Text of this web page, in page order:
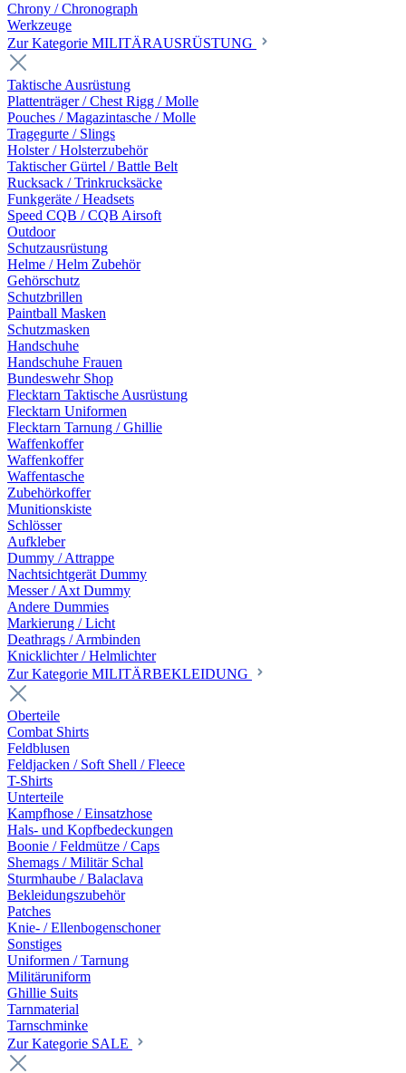
Chrony / Chronograph
Werkzeuge
Zur Kategorie MILITÄRAUSRÜSTUNG
Taktische Ausrüstung
Plattenträger / Chest Rigg / Molle
Pouches / Magazintasche / Molle
Tragegurte / Slings
Holster / Holsterzubehör
Taktischer Gürtel / Battle Belt
Rucksack / Trinkrucksäcke
Funkgeräte / Headsets
Speed CQB / CQB Airsoft
Outdoor
Schutzausrüstung
Helme / Helm Zubehör
Gehörschutz
Schutzbrillen
Paintball Masken
Schutzmasken
Handschuhe
Handschuhe Frauen
Bundeswehr Shop
Flecktarn Taktische Ausrüstung
Flecktarn Uniformen
Flecktarn Tarnung / Ghillie
Waffenkoffer
Waffenkoffer
Waffentasche
Zubehörkoffer
Munitionskiste
Schlösser
Aufkleber
Dummy / Attrappe
Nachtsichtgerät Dummy
Messer / Axt Dummy
Andere Dummies
Markierung / Licht
Deathrags / Armbinden
Knicklichter / Helmlichter
Zur Kategorie MILITÄRBEKLEIDUNG
Oberteile
Combat Shirts
Feldblusen
Feldjacken / Soft Shell / Fleece
T-Shirts
Unterteile
Kampfhose / Einsatzhose
Hals- und Kopfbedeckungen
Boonie / Feldmütze / Caps
Shemags / Militär Schal
Sturmhaube / Balaclava
Bekleidungszubehör
Patches
Knie- / Ellenbogenschoner
Sonstiges
Uniformen / Tarnung
Militäruniform
Ghillie Suits
Tarnmaterial
Tarnschminke
Zur Kategorie SALE